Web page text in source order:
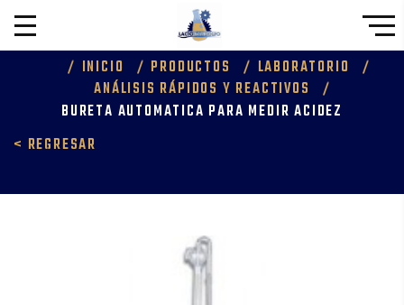
INICIO PRODUCTOS
LABORATORIO
ANÁLISIS RÁPIDOS Y REACTIVOS
BURETA AUTOMATICA PARA MEDIR ACIDEZ
< REGRESAR